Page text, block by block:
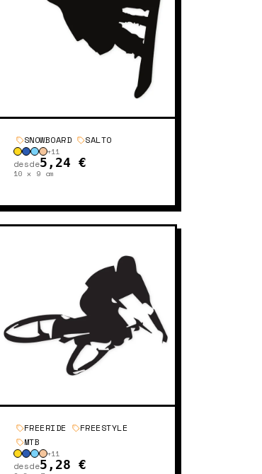
SNOWBOARD SALTO
+11
desde5,24 €
10 x 9 cm
FREERIDE
FREESTYLE
MTB
+11
desde5,28 €